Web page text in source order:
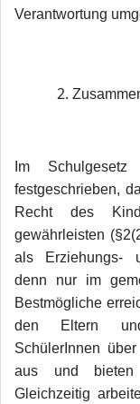
Verantwortung
Im
festgeschrieben,
Recht des
gewährleisten
als Erziehungs-
denn nur im
Bestmögliche
den Eltern und
SchülerInnen
aus und bieten
Gleichzeitig